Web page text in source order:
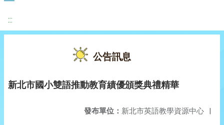
:::
公告訊息
新北市國小雙語推動教育績優頒獎典禮精華
發布單位： 新北市英語教學資源中心 |